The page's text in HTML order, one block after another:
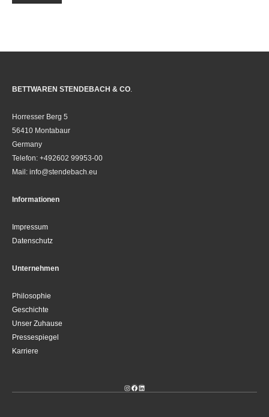
BETTWAREN STENDEBACH & CO
Horresser Berg 5
56410 Montabaur
Germany
Telefon: +492602 99953-00
Mail: info@stendebach.eu
Informationen
Impressum
Datenschutz
Unternehmen
Philosophie
Geschichte
Unser Zuhause
Pressespiegel
Karriere
Instagram
Facebook
LinkedIn